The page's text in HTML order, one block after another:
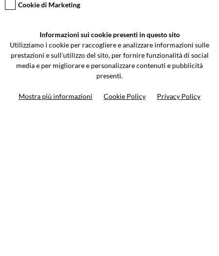
Via Galileo Galilei 5 | Verano Brianza (MB) 20843 | ITALY
0362-805407-info@valtermoto.com
Cookie di Marketing
Informazioni sui cookie presenti in questo sito
Utilizziamo i cookie per raccogliere e analizzare informazioni sulle
prestazioni e sull'utilizzo del sito, per fornire funzionalità di social
media e per migliorare e personalizzare contenuti e pubblicità
presenti.
Mostra più informazioni Cookie Policy Privacy Policy